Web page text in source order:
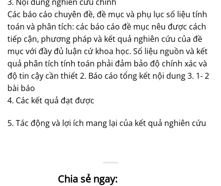
Các báo cáo chuyên đề, đề mục và phụ lục số liệu tính
toán và phân tích: các báo cáo đề mục nêu được cách
tiếp cận, phương pháp và kết quả nghiên cứu của đề
mục với đầy đủ luận cứ khoa học. Số liệu nguồn và kết
quả phân tích tính toán phải đảm bảo độ chính xác và
độ tin cậy cần thiết 2. Báo cáo tổng kết nội dung 3. 1- 2
bài báo
4. Các kết quả đạt được
5. Tác động và lợi ích mang lại của kết quả nghiên cứu